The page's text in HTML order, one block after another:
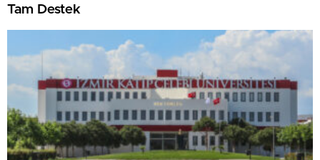
Tam Destek